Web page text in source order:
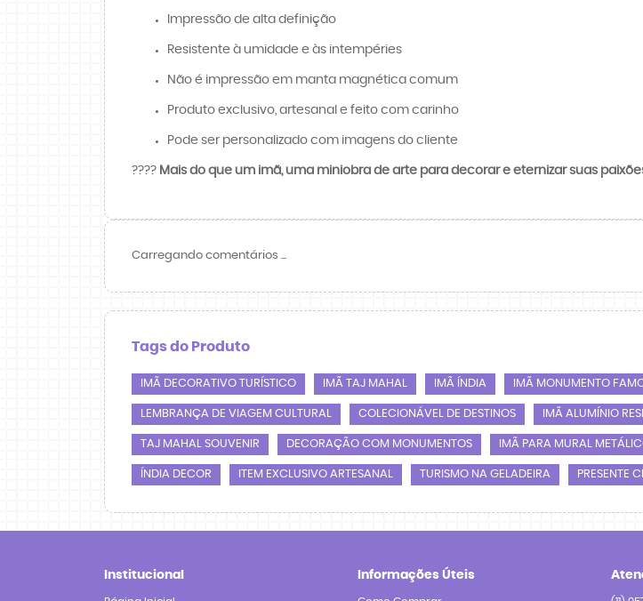
Impressão de alta definição
Resistente à umidade e às intempéries
Não é impressão em manta magnética comum
Produto exclusivo, artesanal e feito com carinho
Pode ser personalizado com imagens do cliente
????️ Mais do que um imã, uma miniobra de arte para decorar e eternizar suas
Carregando comentários ...
Tags do Produto
IMÃ DECORATIVO TURÍSTICO IMÃ TAJ MAHAL IMÃ ÍNDIA IMÃ MONUMENTO
LEMBRANÇA DE VIAGEM CULTURAL COLECIONÁVEL DE DESTINOS IMÃ ALUMÍNIO
TAJ MAHAL SOUVENIR DECORAÇÃO COM MONUMENTOS IMÃ PARA MURAL
ÍNDIA DECOR ITEM EXCLUSIVO ARTESANAL TURISMO NA GELADEIRA PRESENTE
Institucional Informações Úteis